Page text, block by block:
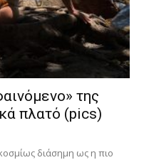
της
πλατό (pics)
διάσημη ως η πιο